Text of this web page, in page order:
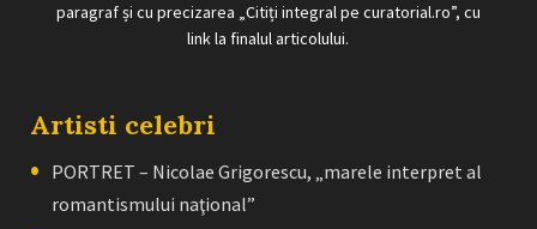
paragraf și cu precizarea „Citiți integral pe curatorial.ro”, cu
link la finalul articolului.
Artisti celebri
PORTRET – Nicolae Grigorescu, „marele interpret al
romantismului naţional”